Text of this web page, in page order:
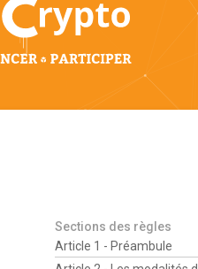
Sections des règles
Article 1 - Préambule